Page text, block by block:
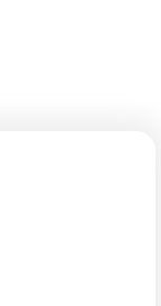
jumelles pour
marchés,
canneberge à